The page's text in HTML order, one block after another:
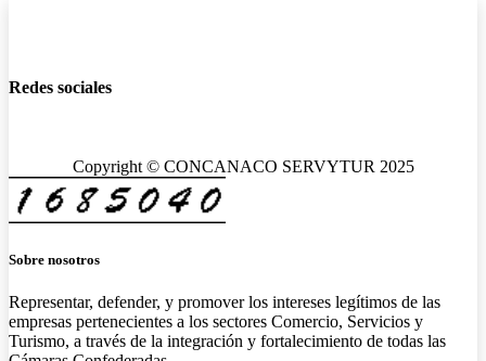
Redes sociales
Copyright © CONCANACO SERVYTUR 2025
Sobre nosotros
Representar, defender, y promover los intereses legítimos de las
empresas pertenecientes a los sectores Comercio, Servicios y
Turismo, a través de la integración y fortalecimiento de todas las